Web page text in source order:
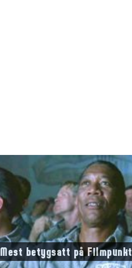
Mest betygsatt på